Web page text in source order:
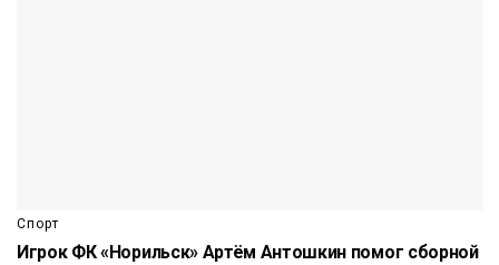
Спорт
Игрок ФК «Норильск» Артём Антошкин помог сборной